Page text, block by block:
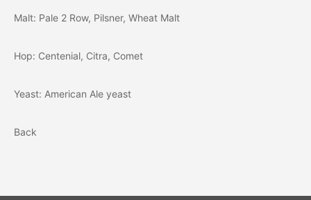
Malt: Pale 2 Row, Pilsner, Wheat Malt
Hop: Centenial, Citra, Comet
Yeast: American Ale yeast
Back